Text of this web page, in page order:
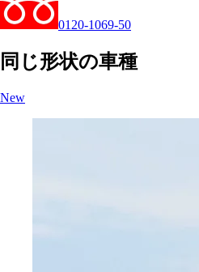
0120-1069-50
同じ形状の車種
New